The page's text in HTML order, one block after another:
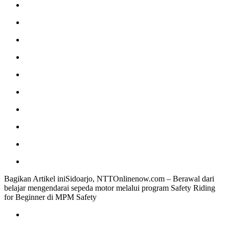
Bagikan Artikel iniSidoarjo, NTTOnlinenow.com – Berawal dari
belajar mengendarai sepeda motor melalui program Safety Riding
for Beginner di MPM Safety